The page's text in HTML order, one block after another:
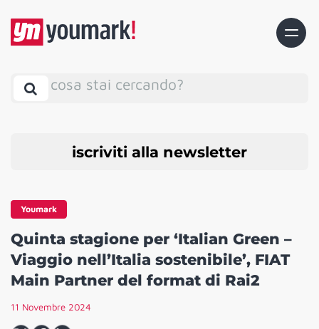
cosa stai cercando?
iscriviti alla newsletter
Youmark
Quinta stagione per ‘Italian Green –
Viaggio nell’Italia sostenibile’, FIAT
Main Partner del format di Rai2
11 Novembre 2024